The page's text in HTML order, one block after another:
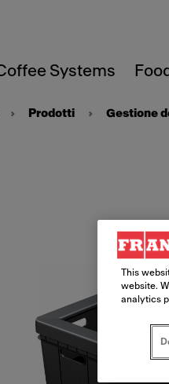
Systems
Prodotti Gestione
This
website.
analytics